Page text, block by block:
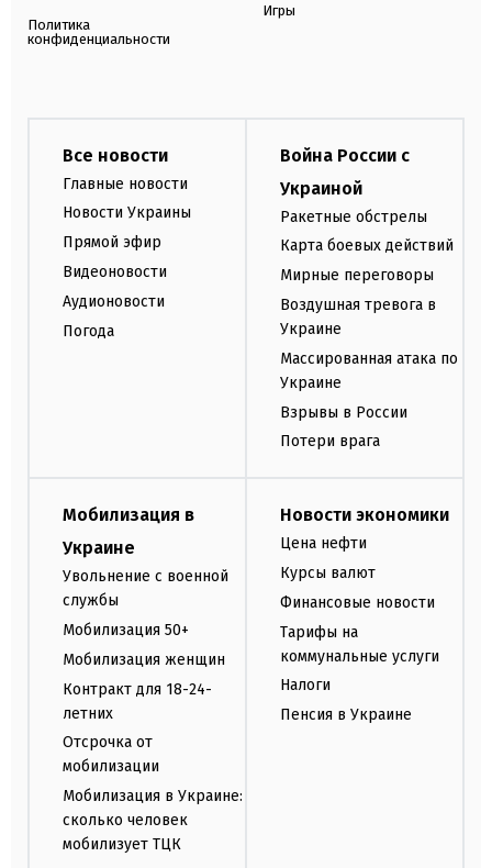
Политика
конфиденциальности
Игры
Все новости
Главные новости
Новости Украины
Прямой эфир
Видеоновости
Аудионовости
Погода
Война России с
Украиной
Ракетные обстрелы
Карта боевых действий
Мирные переговоры
Воздушная тревога в
Украине
Массированная атака по
Украине
Взрывы в России
Потери врага
Мобилизация в
Украине
Увольнение с военной
службы
Мобилизация 50+
Мобилизация женщин
Контракт для 18-24-
летних
Отсрочка от
мобилизации
Мобилизация в Украине:
сколько человек
мобилизует ТЦК
Новости экономики
Цена нефти
Курсы валют
Финансовые новости
Тарифы на
коммунальные услуги
Налоги
Пенсия в Украине